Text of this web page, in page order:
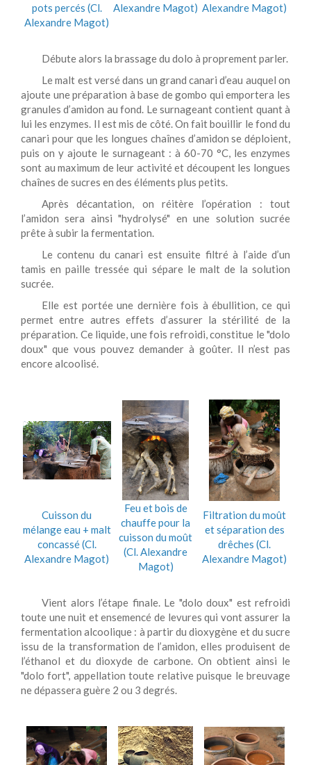
pots percés (Cl.
Alexandre Magot)
Alexandre Magot) Alexandre Magot)
Débute alors la brassage du dolo à proprement parler.
Le malt est versé dans un grand canari d’eau auquel on
ajoute une préparation à base de gombo qui emportera les
granules d’amidon au fond. Le surnageant contient quant à
lui les enzymes. Il est mis de côté. On fait bouillir le fond du
canari pour que les longues chaînes d’amidon se déploient,
puis on y ajoute le surnageant : à 60-70 °C, les enzymes
sont au maximum de leur activité et découpent les longues
chaînes de sucres en des éléments plus petits.
Après décantation, on réitère l’opération : tout
l’amidon sera ainsi "hydrolysé" en une solution sucrée
prête à subir la fermentation.
Le contenu du canari est ensuite filtré à l’aide d’un
tamis en paille tressée qui sépare le malt de la solution
sucrée.
Elle est portée une dernière fois à ébullition, ce qui
permet entre autres effets d’assurer la stérilité de la
préparation. Ce liquide, une fois refroidi, constitue le "dolo
doux" que vous pouvez demander à goûter. Il n’est pas
encore alcoolisé.
Cuisson du
mélange eau + malt
concassé (Cl.
Alexandre Magot)
Feu et bois de
chauffe pour la
cuisson du moût
(Cl. Alexandre
Magot)
Filtration du moût
et séparation des
drêches (Cl.
Alexandre Magot)
Vient alors l’étape finale. Le "dolo doux" est refroidi
toute une nuit et ensemencé de levures qui vont assurer la
fermentation alcoolique : à partir du dioxygène et du sucre
issu de la transformation de l’amidon, elles produisent de
l’éthanol et du dioxyde de carbone. On obtient ainsi le
"dolo fort", appellation toute relative puisque le breuvage
ne dépassera guère 2 ou 3 degrés.